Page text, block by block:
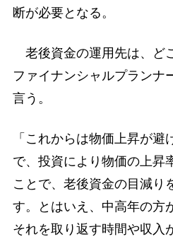
断が必要となる。
老後資金の運用先は、ど
ファイナンシャルプランナ
言う。
「これからは物価上昇が
で、投資により物価の上昇
ことで、老後資金の目減り
す。とはいえ、中高年の方
それを取り返す時間や収入